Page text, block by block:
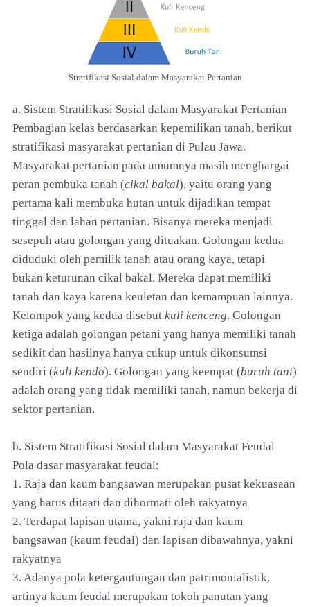
Stratifikasi Sosial dalam Masyarakat Pertanian
a. Sistem Stratifikasi Sosial dalam Masyarakat Pertanian
Pembagian kelas berdasarkan kepemilikan tanah, berikut
stratifikasi masyarakat pertanian di Pulau Jawa.
Masyarakat pertanian pada umumnya masih menghargai
peran pembuka tanah (cikal bakal), yaitu orang yang
pertama kali membuka hutan untuk dijadikan tempat
tinggal dan lahan pertanian. Bisanya mereka menjadi
sesepuh atau golongan yang dituakan. Golongan kedua
diduduki oleh pemilik tanah atau orang kaya, tetapi
bukan keturunan cikal bakal. Mereka dapat memiliki
tanah dan kaya karena keuletan dan kemampuan lainnya.
Kelompok yang kedua disebut kuli kenceng. Golongan
ketiga adalah golongan petani yang hanya memiliki tanah
sedikit dan hasilnya hanya cukup untuk dikonsumsi
sendiri (kuli kendo). Golongan yang keempat (buruh tani)
adalah orang yang tidak memiliki tanah, namun bekerja di
sektor pertanian.
b. Sistem Stratifikasi Sosial dalam Masyarakat Feudal
Pola dasar masyarakat feudal:
1. Raja dan kaum bangsawan merupakan pusat kekuasaan
yang harus ditaati dan dihormati oleh rakyatnya
2. Terdapat lapisan utama, yakni raja dan kaum
bangsawan (kaum feudal) dan lapisan dibawahnya, yakni
rakyatnya
3. Adanya pola ketergantungan dan patrimonialistik,
artinya kaum feudal merupakan tokoh panutan yang